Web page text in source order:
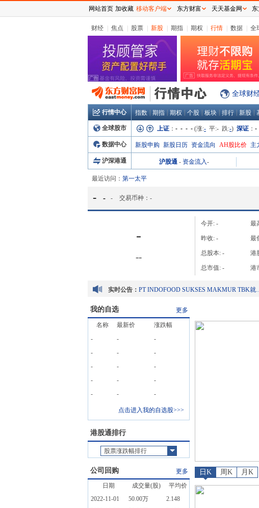
财经 焦点 股票 新股 期指 期权 行情 数据 全
全球财
行情中心 指数 期指 期权 个股 板块 排行 新股
全球股市 上证 ： - - - - (涨:- 平:- 跌:-) 深证 ： -
数据中心 新股申购 新股日历 资金流向 AH股比价 主
沪深港通 沪股通 - 资金流入-
最近访问： 第一太平
- - - 交易币种： -
-
--
今开: - 最
昨收: - 最
总股本: - 港
总市值: - 港
实时公告：
于百慕达之注册办事处、主要
我的自选 更多
名称 最新价
涨跌幅
-
-
-
-
-
-
-
-
-
-
-
-
-
- -
点击进入我的自选股>>>
港股通排行
股票涨跌幅排行
公司回购
更多
日期
成交量(股)
平均价
2022-11-01
50.00万
2.148
日K 周K 月K
网站首页 加收藏 移动客户端 东方财富 天天基金网